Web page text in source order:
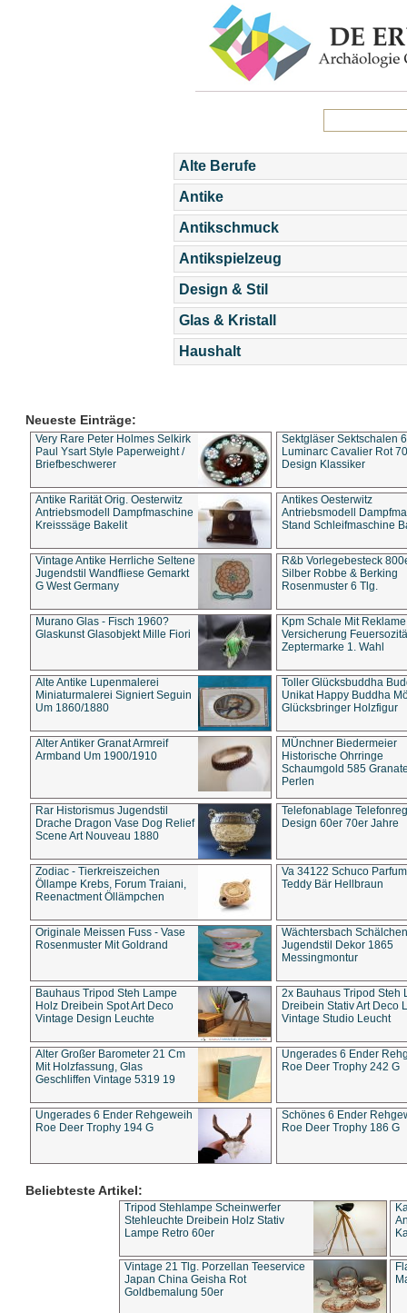
Alte Berufe
Antike
Antikschmuck
Antikspielzeug
Design & Stil
Glas & Kristall
Haushalt
Neueste Einträge:
Very Rare Peter Holmes Selkirk
Paul Ysart Style Paperweight /
Briefbeschwerer
Sektgläser Sektschalen
Luminarc Cavalier Rot
Design Klassiker
Antike Rarität Orig. Oesterwitz
Antriebsmodell Dampfmaschine
Kreisssäge Bakelit
Antikes Oesterwitz
Antriebsmodell
Stand Schleifmaschine
Vintage Antike Herrliche Seltene
Jugendstil Wandfliese Gemarkt
G West Germany
R&b Vorlegebesteck
Silber Robbe & Berking
Rosenmuster 6 Tlg.
Murano Glas - Fisch 1960?
Glaskunst Glasobjekt Mille Fiori
Kpm Schale Mit Reklame
Versicherung
Zeptermarke 1. Wahl
Alte Antike Lupenmalerei
Miniaturmalerei Signiert Seguin
Um 1860/1880
Toller Glücksbuddha
Unikat Happy Buddha
Glücksbringer Holzfigur
Alter Antiker Granat Armreif
Armband Um 1900/1910
MÜnchner Biedermeier
Historische Ohrringe
Schaumgold 585
Perlen
Rar Historismus Jugendstil
Drache Dragon Vase Dog Relief
Scene Art Nouveau 1880
Telefonablage
Design 60er 70er Jahre
Zodiac - Tierkreiszeichen
Öllampe Krebs, Forum Traiani,
Reenactment Öllämpchen
Va 34122 Schuco
Teddy Bär Hellbraun
Originale Meissen Fuss - Vase
Rosenmuster Mit Goldrand
Wächtersbach Schälchen
Jugendstil Dekor 1865
Messingmontur
Bauhaus Tripod Steh Lampe
Holz Dreibein Spot Art Deco
Vintage Design Leuchte
2x Bauhaus Tripod Steh
Dreibein Stativ Art Deco
Vintage Studio Leucht
Alter Großer Barometer 21 Cm
Mit Holzfassung, Glas
Geschliffen Vintage 5319 19
Ungerades 6 Ender
Roe Deer Trophy 242 G
Ungerades 6 Ender Rehgeweih
Roe Deer Trophy 194 G
Schönes 6 Ender
Roe Deer Trophy 186 G
Beliebteste Artikel:
Tripod Stehlampe Scheinwerfer
Stehleuchte Dreibein Holz Stativ
Lampe Retro 60er
Vintage 21 Tlg. Porzellan Teeservice
Japan China Geisha Rot
Goldbemalung 50er